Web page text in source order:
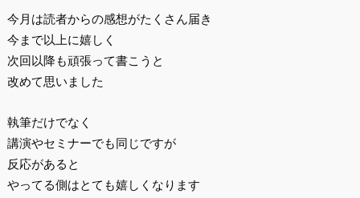
今月は読者からの感想がたくさん届き
今まで以上に嬉しく
次回以降も頑張って書こうと
改めて思いました
執筆だけでなく
講演やセミナーでも同じですが
反応があると
やってる側はとても嬉しくなります